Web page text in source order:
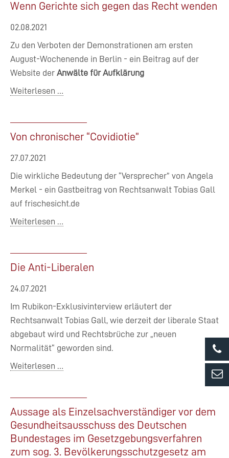
Wenn Gerichte sich gegen das Recht wenden
02.08.2021
Zu den Verboten der Demonstrationen am ersten
August-Wochenende in Berlin - ein Beitrag auf der
Website der Anwälte für Aufklärung
Weiterlesen …
Von chronischer “Covidiotie”
27.07.2021
Die wirkliche Bedeutung der “Versprecher” von Angela
Merkel - ein Gastbeitrag von Rechtsanwalt Tobias Gall
auf frischesicht.de
Weiterlesen …
Die Anti-Liberalen
24.07.2021
Im Rubikon-Exklusivinterview erläutert der
Rechtsanwalt Tobias Gall, wie derzeit der liberale Staat
abgebaut wird und Rechtsbrüche zur „neuen
Normalität“ geworden sind.
Weiterlesen …
Aussage als Einzelsachverständiger vor dem
Gesundheitsausschuss des Deutschen
Bundestages im Gesetzgebungsverfahren
zum sog. 3. Bevölkerungsschutzgesetz am